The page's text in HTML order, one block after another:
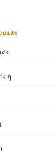
นแสง
สง
ง ๆ